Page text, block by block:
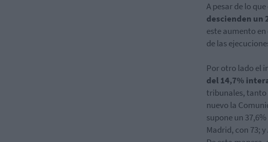
A pesar de lo
descienden un
este aumento
de las
Por otro lado el
del 14,7%
tribunales, tanto
nuevo la
supone un 37,6
Madrid, con 73;